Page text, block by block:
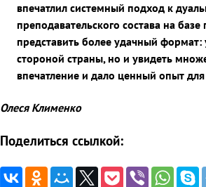
впечатлил системный подход к
преподавательского состава на
представить более удачный формат:
стороной страны, но и увидеть
впечатление и дало ценный опыт
Олеся Клименко
Поделиться ссылкой: